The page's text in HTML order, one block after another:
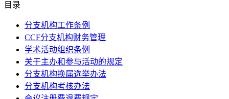
目录
分支机构工作条例
CCF分支机构财务管理
学术活动组织条例
关于主办和参与活动的规定
分支机构换届选举办法
分支机构考核办法